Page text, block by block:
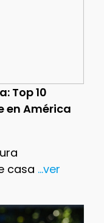
Top 10
en América
casa ...ver